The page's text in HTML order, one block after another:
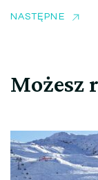
NASTĘPNE
Możesz